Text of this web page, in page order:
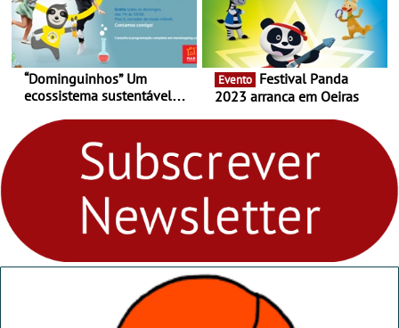
“Dominguinhos” Um
ecossistema sustentável
fores - Atelier de Educação
Ambiental nos
“Dominguinhos” de 23 de
Evento
2023 arranca em Oeiras